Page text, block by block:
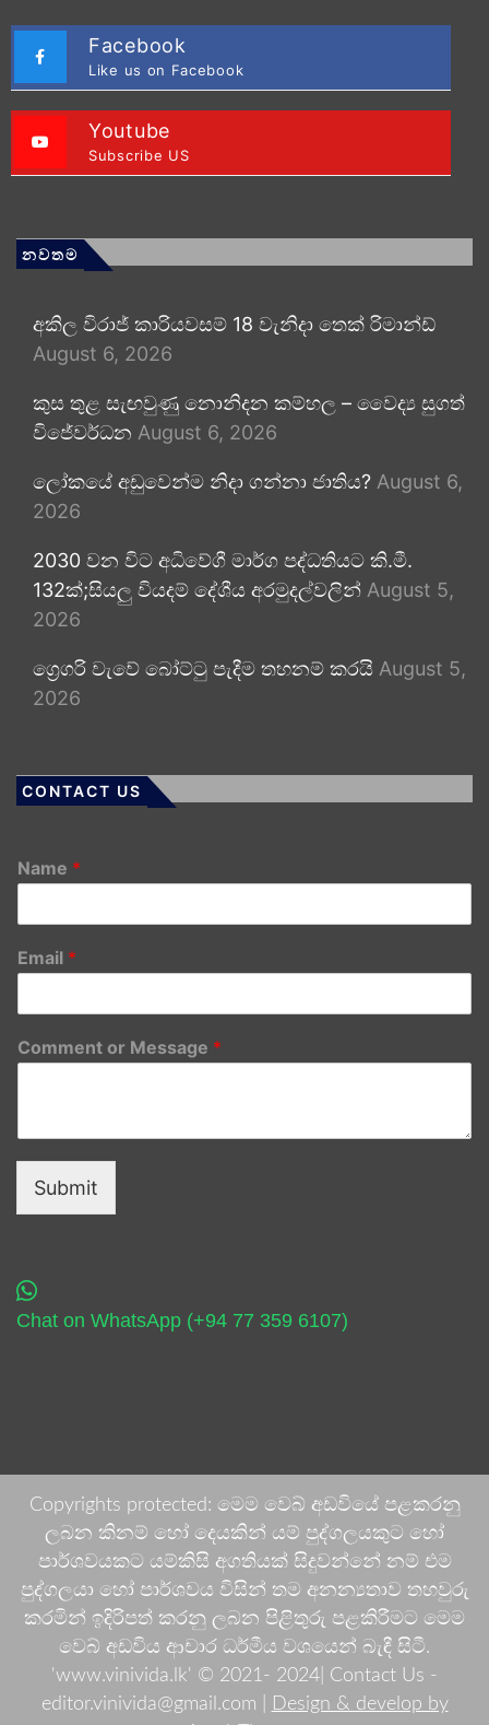
Facebook
Like us on Facebook
Youtube
Subscribe US
නවතම
අකිල විරාජ් කාරියවසම් 18 වැනිදා තෙක් රිමාන්ඩ්
August 6, 2026
කුස තුළ සැඟවුණු නොනිදන කම්හල – වෛද්‍ය සුගත්
විජේවර්ධන August 6, 2026
ලෝකයේ අඩුවෙන්ම නිදා ගන්නා ජාතිය? August 6,
2026
2030 වන විට අධිවේගී මාර්ග පද්ධතියට කි.මී.
132ක්;සියලු වියදම් දේශීය අරමුදල්වලින් August 5,
2026
ග්‍රෙගරි වැවේ බෝට්ටු පැදීම තහනම් කරයි August 5,
2026
CONTACT US
Name *
Email *
Comment or Message *
Submit
Chat on WhatsApp (+94 77 359 6107)
Copyrights protected: මෙම වෙබ් අඩවියේ පළකරනු
ලබන කිනම් හෝ දෙයකින් යම් පුද්ගලයකුට හෝ
පාර්ශවයකට යම්කිසි අගතියක් සිදුවන්නේ නම් එම
පුද්ගලයා හෝ පාර්ශවය විසින් තම අනන්‍යතාව තහවුරු
කරමින් ඉදිරිපත් කරනු ලබන පිළිතුරු පළකිරීමට මෙම
වෙබ් අඩවිය ආචාර ධර්මීය වශයෙන් බැඳී සිටී.
'www.vinivida.lk' © 2021- 2024| Contact Us -
editor.vinivida@gmail.com |
Design & develop by